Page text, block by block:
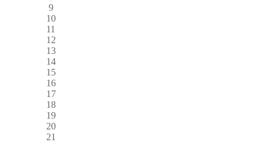
9
10
11
12
13
14
15
16
17
18
19
20
21